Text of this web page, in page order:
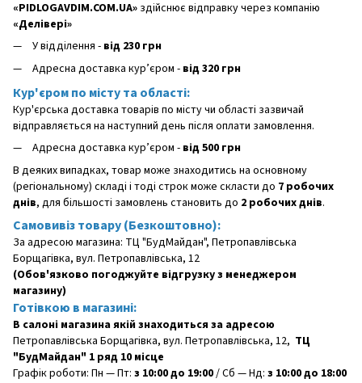
«PIDLOGAVDIM.COM.UA» здійснює відправку через компанію
«Делівері»
У відділення - від 230 грн
Адресна доставка кур’єром - від 320 грн
Кур'єром по місту та області:
Кур'єрська доставка товарів по місту чи області зазвичай
відправляється на наступний день після оплати замовлення.
Адресна доставка кур’єром - від 500 грн
В деяких випадках, товар може знаходитись на основному
(регіональному) складі і тоді строк може скласти до 7 робочих
днів, для більшості замовлень становить до 2 робочих днів.
Самовивіз товару (Безкоштовно):
За адресою магазина: ТЦ "БудМайдан", Петропавлівська
Борщагівка, вул. Петропавлівська, 12
(Обов'язково погоджуйте відгрузку з менеджером
магазину)
Готівкою в магазині:
В салоні магазина якій знаходиться за адресою
Петропавлівська Борщагівка, вул. Петропавлівська, 12, ТЦ
"БудМайдан" 1 ряд 10 місце
Графік роботи: Пн — Пт: з 10:00 до 19:00/ Сб — Нд: з 10:00 до 18:00